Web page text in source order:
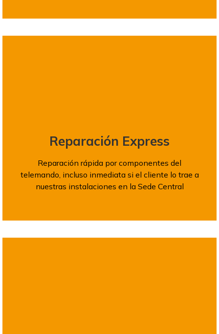
Reparación Express
Reparación rápida por componentes del
telemando, incluso inmediata si el cliente lo trae a
nuestras instalaciones en la Sede Central